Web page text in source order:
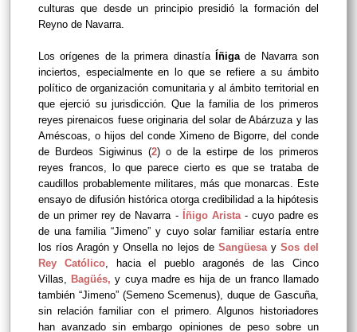
culturas que desde un principio presidió la formación del
Reyno de Navarra.
Los orígenes de la primera dinastíaÍñigade Navarra son
inciertos, especialmente en lo que se refiere a su ámbito
político de organización comunitaria y al ámbito territorial en
que ejerció su jurisdicción. Que la familia de los primeros
reyes pirenaicos fuese originaria del solar de Abárzuza y las
Améscoas, o hijos del conde Ximeno de Bigorre, del conde
de Burdeos Sigiwinus (2) o de la estirpe de los primeros
reyes francos, lo que parece cierto es que se trataba de
caudillos probablemente militares, más que monarcas. Este
ensayo de difusión histórica otorga credibilidad a la hipótesis
de un primer rey de Navarra -
Íñigo Arista- cuyo padre es
de una familia “Jimeno” y cuyo solar familiar estaría entre
los ríos Aragón y Onsella no lejos de Sangüesa y Sos del
Rey Católico, hacia el pueblo aragonés de las Cinco
Villas, Bagüés,y cuya madre es hija de un franco llamado
también “Jimeno” (Semeno Scemenus), duque de Gascuña,
sin relación familiar con el primero. Algunos historiadores
han avanzado sin embargo opiniones de peso sobre un